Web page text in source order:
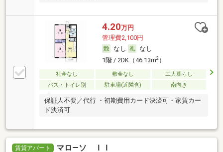
4.20万円
管理費2,100円
なし
なし
1階 / 2DK（46.13m2）
礼金なし 敷金なし
二人暮らし
バス・トイレ別
駐車場(近隣含) 南向き
保証人不要／代行 ・初期費用カード決済可・家賃カー
ド決済可
賃貸アパート マロ―ソ ＩＩ